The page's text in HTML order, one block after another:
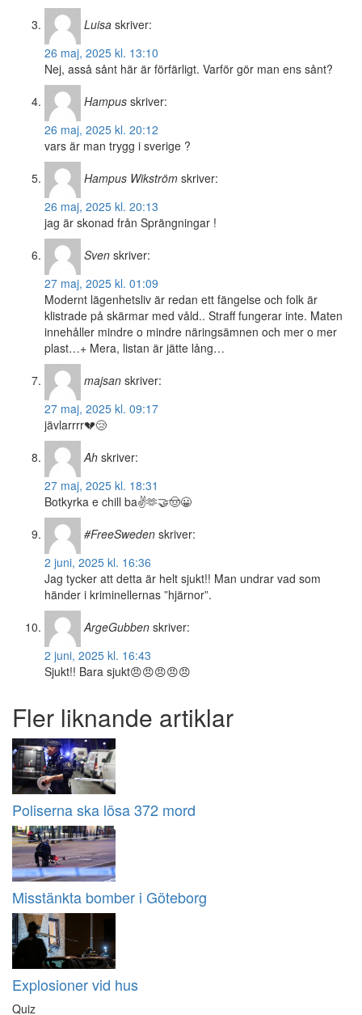
Luisa skriver:
26 maj, 2025 kl. 13:10
Nej, asså sånt här är förfärligt. Varför gör man ens sånt?
Hampus skriver:
26 maj, 2025 kl. 20:12
vars är man trygg i sverige ?
Hampus Wikström skriver:
26 maj, 2025 kl. 20:13
jag är skonad från Sprängningar !
Sven skriver:
27 maj, 2025 kl. 01:09
Modernt lägenhetsliv är redan ett fängelse och folk är
klistrade på skärmar med våld.. Straff fungerar inte. Maten
innehåller mindre o mindre näringsämnen och mer o mer
plast…+ Mera, listan är jätte lång…
majsan skriver:
27 maj, 2025 kl. 09:17
jävlarrrr💔😢
Ah skriver:
27 maj, 2025 kl. 18:31
Botkyrka e chill ba✌️🫶🤝🤠😀
#FreeSweden skriver:
2 juni, 2025 kl. 16:36
Jag tycker att detta är helt sjukt!! Man undrar vad som
händer i kriminellernas ”hjärnor”.
ArgeGubben skriver:
2 juni, 2025 kl. 16:43
Sjukt!! Bara sjukt😠😠😠😠😠
Fler liknande artiklar
Poliserna ska lösa 372 mord
Misstänkta bomber i Göteborg
Explosioner vid hus
Quiz